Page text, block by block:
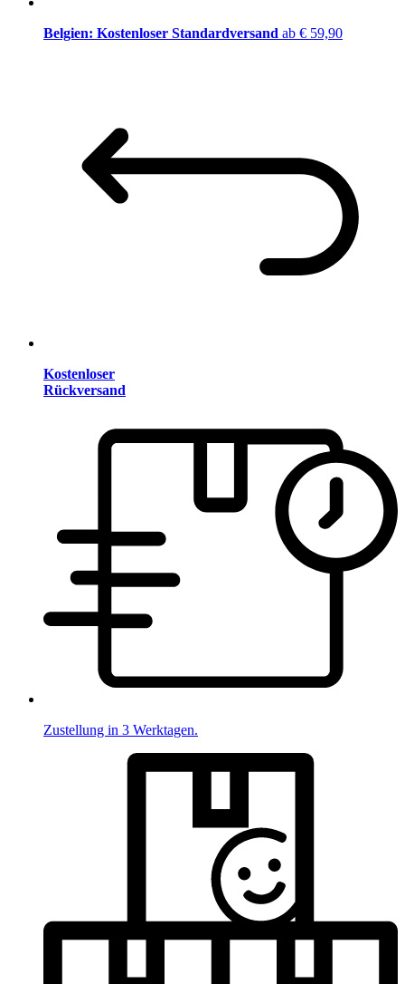
Belgien: Kostenloser Standardversand ab € 59,90
Kostenloser
Rückversand
Zustellung in 3 Werktagen.